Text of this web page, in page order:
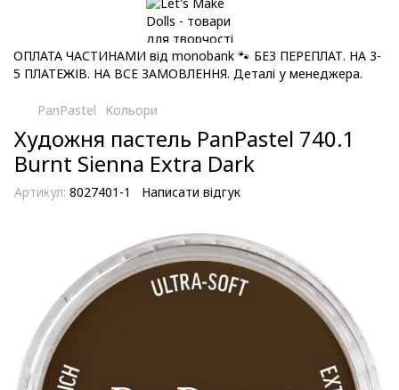
ОПЛАТА ЧАСТИНАМИ від monobank 🐾 БЕЗ ПЕРЕПЛАТ. НА 3-
5 ПЛАТЕЖІВ. НА ВСЕ ЗАМОВЛЕННЯ. Деталі у менеджера.
PanPastel Кольори
Художня пастель PanPastel 740.1
Burnt Sienna Extra Dark
Артикул: 8027401-1 Написати відгук